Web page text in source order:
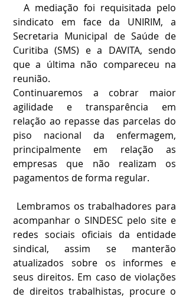
sindicato em face da UNIRIM, a
Secretaria Municipal de Saúde de
Curitiba (SMS) e a DAVITA, sendo
que a última não compareceu na
reunião.
Continuaremos a cobrar maior
agilidade e transparência em
relação ao repasse das parcelas do
piso nacional da enfermagem,
principalmente em relação as
empresas que não realizam os
pagamentos de forma regular.
acompanhar o SINDESC pelo site e
redes sociais oficiais da entidade
sindical, assim se manterão
atualizados sobre os informes e
seus direitos. Em caso de violações
de direitos trabalhistas, procure o